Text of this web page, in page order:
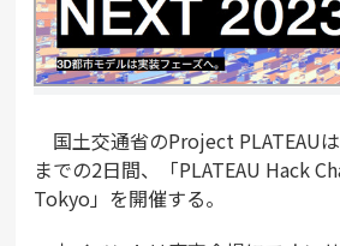
国土交通省のProject PLATEAU
までの2日間、「PLATEAU Hack
Tokyo」を開催する。